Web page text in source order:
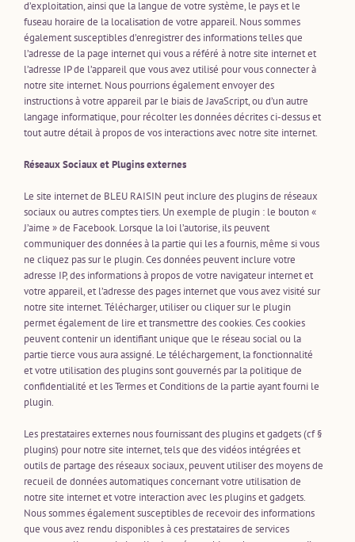
d’exploitation, ainsi que la langue de votre système, le pays et le
fuseau horaire de la localisation de votre appareil. Nous sommes
également susceptibles d’enregistrer des informations telles que
l’adresse de la page internet qui vous a référé à notre site internet et
l’adresse IP de l’appareil que vous avez utilisé pour vous connecter à
notre site internet. Nous pourrions également envoyer des
instructions à votre appareil par le biais de JavaScript, ou d’un autre
langage informatique, pour récolter les données décrites ci-dessus et
tout autre détail à propos de vos interactions avec notre site internet.
Réseaux Sociaux et Plugins externes
Le site internet de BLEU RAISIN peut inclure des plugins de réseaux
sociaux ou autres comptes tiers. Un exemple de plugin : le bouton «
J’aime » de Facebook. Lorsque la loi l’autorise, ils peuvent
communiquer des données à la partie qui les a fournis, même si vous
ne cliquez pas sur le plugin. Ces données peuvent inclure votre
adresse IP, des informations à propos de votre navigateur internet et
votre appareil, et l’adresse des pages internet que vous avez visité sur
notre site internet. Télécharger, utiliser ou cliquer sur le plugin
permet également de lire et transmettre des cookies. Ces cookies
peuvent contenir un identifiant unique que le réseau social ou la
partie tierce vous aura assigné. Le téléchargement, la fonctionnalité
et votre utilisation des plugins sont gouvernés par la politique de
confidentialité et les Termes et Conditions de la partie ayant fourni le
plugin.
Les prestataires externes nous fournissant des plugins et gadgets (cf §
plugins) pour notre site internet, tels que des vidéos intégrées et
outils de partage des réseaux sociaux, peuvent utiliser des moyens de
recueil de données automatiques concernant votre utilisation de
notre site internet et votre interaction avec les plugins et gadgets.
Nous sommes également susceptibles de recevoir des informations
que vous avez rendu disponibles à ces prestataires de services